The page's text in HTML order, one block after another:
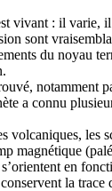
vivant : il varie,
sont
du noyau
notamment
a connu
volcaniques, les
magnétique
en
la trace